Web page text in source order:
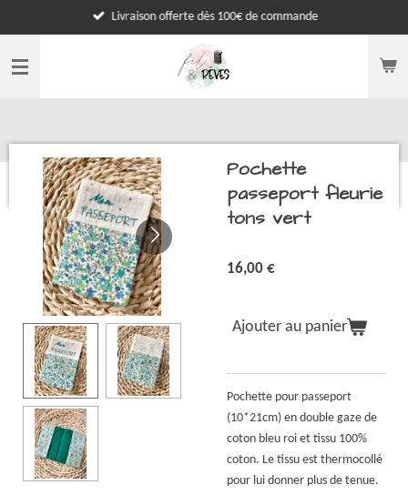
au
contenu
Livraison offerte dès 100€ de commande
Pochette
passeport fleurie
tons vert
16,00 €
Ajouter au panier
Pochette pour passeport
(10*21cm) en double gaze de
coton bleu roi et tissu 100%
coton. Le tissu est thermocollé
pour lui donner plus de tenue.